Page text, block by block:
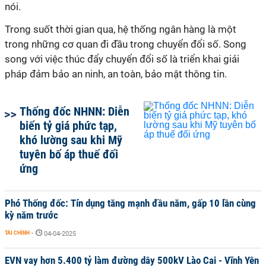
nói.
Trong suốt thời gian qua, hệ thống ngân hàng là một
trong những cơ quan đi đầu trong chuyển đổi số. Song
song với việc thúc đẩy chuyển đổi số là triển khai giải
pháp đảm bảo an ninh, an toàn, bảo mật thông tin.
Thống đốc NHNN: Diễn
biến tỷ giá phức tạp,
khó lường sau khi Mỹ
tuyên bố áp thuế đối
ứng
Phó Thống đốc: Tín dụng tăng mạnh đầu năm, gấp 10 lần cùng
kỳ năm trước
TÀI CHÍNH - 04-04-2025
EVN vay hơn 5.400 tỷ làm đường dây 500kV Lào Cai - Vĩnh Yên